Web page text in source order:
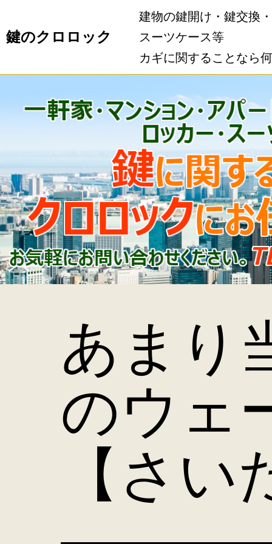
鍵のクロロック
建物の鍵開け・鍵交換
スーツケース等
カギに関することなら
あまり
のウェ
【さ